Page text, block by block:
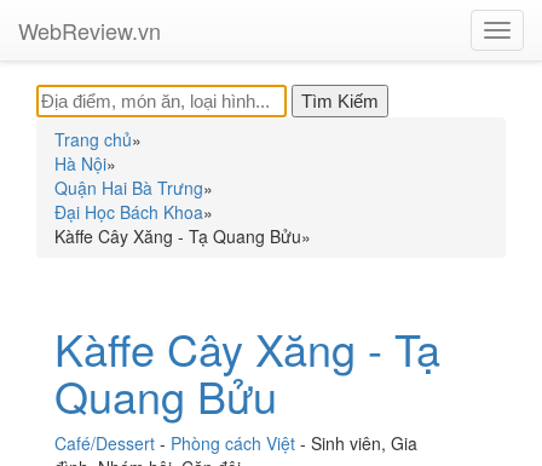
WebReview.vn
Trang chủ»
Hà Nội»
Quận Hai Bà Trưng»
Đại Học Bách Khoa»
Kàffe Cây Xăng - Tạ Quang Bửu»
Kàffe Cây Xăng - Tạ
Quang Bửu
Café/Dessert - Phòng cách Việt - Sinh viên, Gia